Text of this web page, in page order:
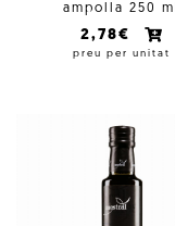
ampolla 250 ml
2,78€
preu per unitat